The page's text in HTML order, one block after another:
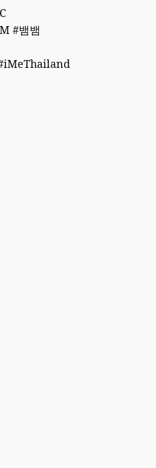
#뱀뱀